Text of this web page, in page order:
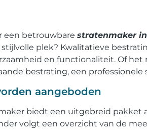
een betrouwbare stratenmaker
plek? Kwalitatieve
en functionaliteit. Of
bestrating, een
aangeboden
biedt een uitgebreid pakket
volgt een overzicht van de